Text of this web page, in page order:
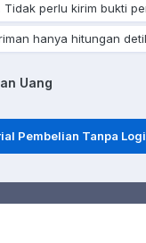
Tidak perlu kirim bukti
hanya hitungan
Uang
Pembelian Tanpa